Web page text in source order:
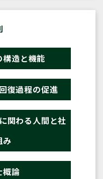
構造と機能
復過程の促進
関わる人間と社
み
概論